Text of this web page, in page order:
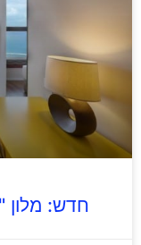
חדש: מלון "BayView" (ביי וויו) בחיפה